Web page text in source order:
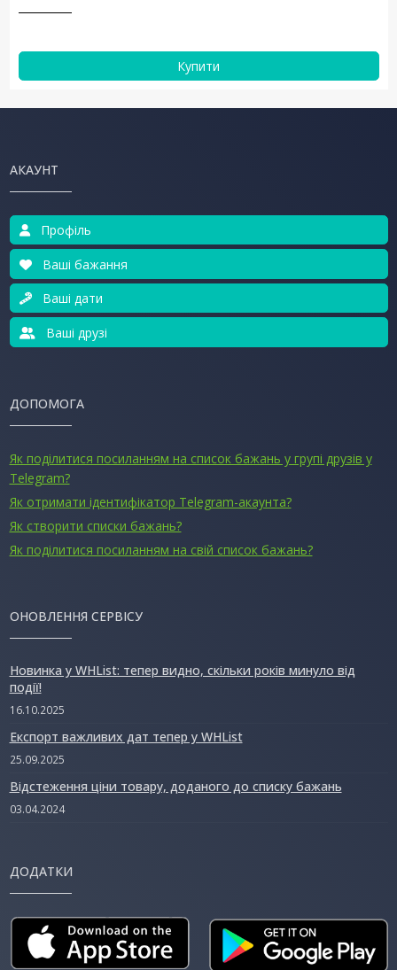
Купити
АКАУНТ
Профіль
Ваші бажання
Ваші дати
Ваші друзі
ДОПОМОГА
Як поділитися посиланням на список бажань у групі друзів у
Telegram?
Як отримати ідентифікатор Telegram-акаунта?
Як створити списки бажань?
Як поділитися посиланням на свій список бажань?
ОНОВЛЕННЯ СЕРВІСУ
Новинка у WHList: тепер видно, скільки років минуло від
події!
16.10.2025
Експорт важливих дат тепер у WHList
25.09.2025
Відстеження ціни товару, доданого до списку бажань
03.04.2024
ДОДАТКИ